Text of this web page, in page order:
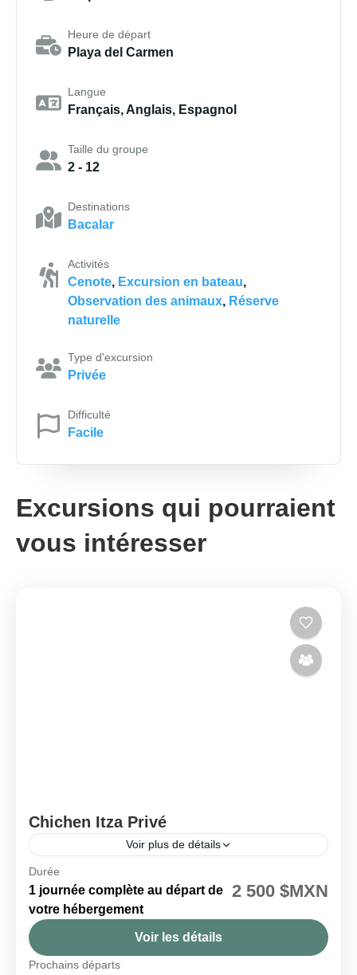
Heure de départ
Playa del Carmen
Langue
Français, Anglais, Espagnol
Taille du groupe
2 - 12
Destinations
Bacalar
Activités
Cenote, Excursion en bateau,
Observation des animaux, Réserve
naturelle
Type d'excursion
Privée
Difficulté
Facile
Excursions qui pourraient
vous intéresser
Chichen Itza Privé
Voir plus de détails
🗓️ Disponible tous les jours
Chichen Itza
Valladolid
Facile
Durée
1 journée complète au départ de
votre hébergement
2 500 $MXN
Voir les détails
Prochains départs